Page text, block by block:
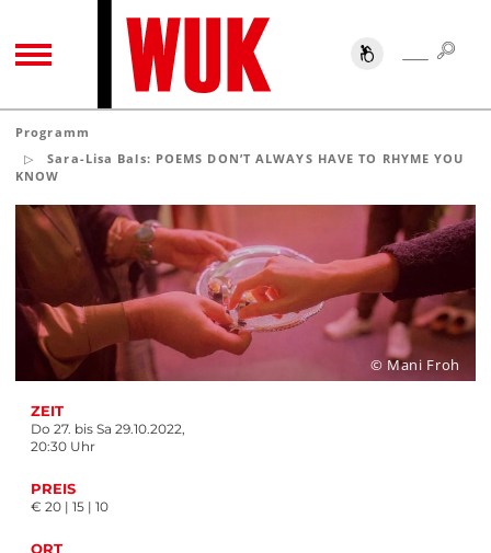
TOGGLE NAVIGATION SUCHE
Programm
Sara-Lisa Bals: POEMS DON’T ALWAYS HAVE TO RHYME YOU
KNOW
ZEIT
Do 27. bis Sa 29.10.2022,
20:30 Uhr
PREIS
€ 20 | 15 | 10
ORT
© Mani Froh